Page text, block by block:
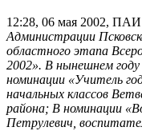
12:28, 06 мая 2002, ПАИ
Администрации
областного этапа
2002». В нынешнем
номинации «Учитель
начальных классов
района; В номинации
Петрулевич,